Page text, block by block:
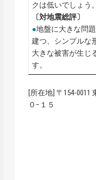
クは低いでしょう。
〔対地震総評〕
●地盤に大きな問
建つ、シンプルな
大きな被害が生じ
す。
[所在地] 〒154-
０−１５